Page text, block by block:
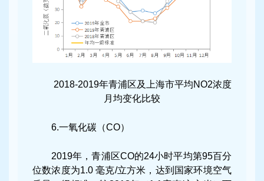
2018-2019年青浦区及上海市平均NO2浓度
月均变化比较
6.一氧化碳（CO）
2019年，青浦区CO的24小时平均第95百分
位数浓度为1.0 毫克/立方米，达到国家环境空气